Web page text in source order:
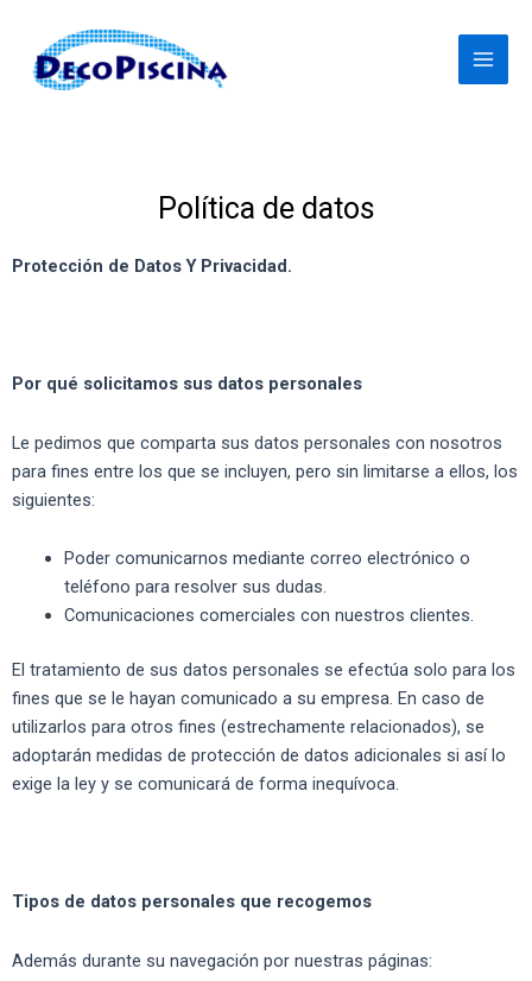
contenido
Política de datos
Protección de Datos Y Privacidad.
Por qué solicitamos sus datos personales
Le pedimos que comparta sus datos personales con nosotros
para fines entre los que se incluyen, pero sin limitarse a ellos, los
siguientes:
Poder comunicarnos mediante correo electrónico o
teléfono para resolver sus dudas.
Comunicaciones comerciales con nuestros clientes.
El tratamiento de sus datos personales se efectúa solo para los
fines que se le hayan comunicado a su empresa. En caso de
utilizarlos para otros fines (estrechamente relacionados), se
adoptarán medidas de protección de datos adicionales si así lo
exige la ley y se comunicará de forma inequívoca.
Tipos de datos personales que recogemos
Además durante su navegación por nuestras páginas: